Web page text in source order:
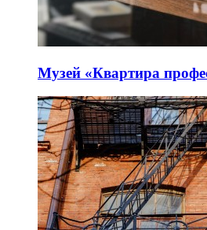
Музей «Квартира